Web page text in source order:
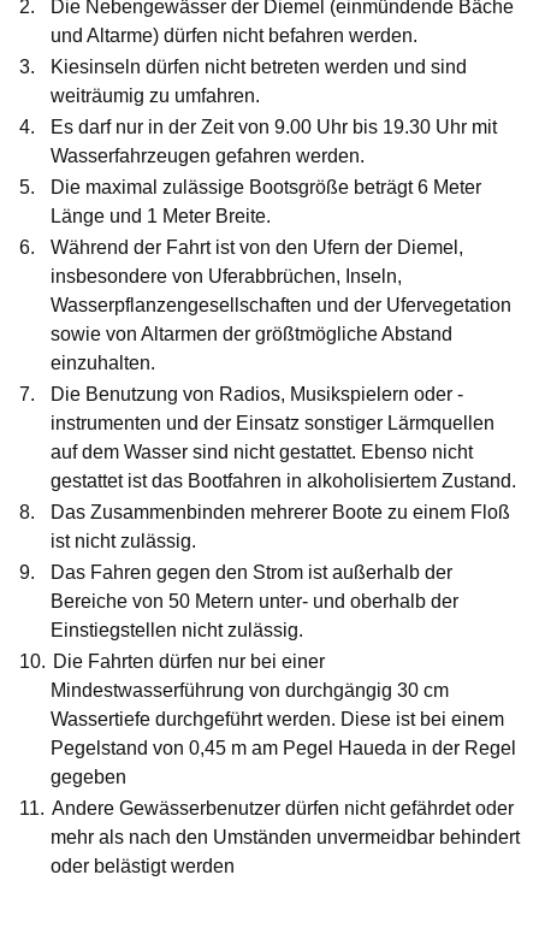
Die Nebengewässer der Diemel (einmündende Bäche
und Altarme) dürfen nicht befahren werden.
Kiesinseln dürfen nicht betreten werden und sind
weiträumig zu umfahren.
Es darf nur in der Zeit von 9.00 Uhr bis 19.30 Uhr mit
Wasserfahrzeugen gefahren werden.
Die maximal zulässige Bootsgröße beträgt 6 Meter
Länge und 1 Meter Breite.
Während der Fahrt ist von den Ufern der Diemel,
insbesondere von Uferabbrüchen, Inseln,
Wasserpflanzengesellschaften und der Ufervegetation
sowie von Altarmen der größtmögliche Abstand
einzuhalten.
Die Benutzung von Radios, Musikspielern oder -
instrumenten und der Einsatz sonstiger Lärmquellen
auf dem Wasser sind nicht gestattet. Ebenso nicht
gestattet ist das Bootfahren in alkoholisiertem Zustand.
Das Zusammenbinden mehrerer Boote zu einem Floß
ist nicht zulässig.
Das Fahren gegen den Strom ist außerhalb der
Bereiche von 50 Metern unter- und oberhalb der
Einstiegstellen nicht zulässig.
Die Fahrten dürfen nur bei einer
Mindestwasserführung von durchgängig 30 cm
Wassertiefe durchgeführt werden. Diese ist bei einem
Pegelstand von 0,45 m am Pegel Haueda in der Regel
gegeben
Andere Gewässerbenutzer dürfen nicht gefährdet oder
mehr als nach den Umständen unvermeidbar behindert
oder belästigt werden